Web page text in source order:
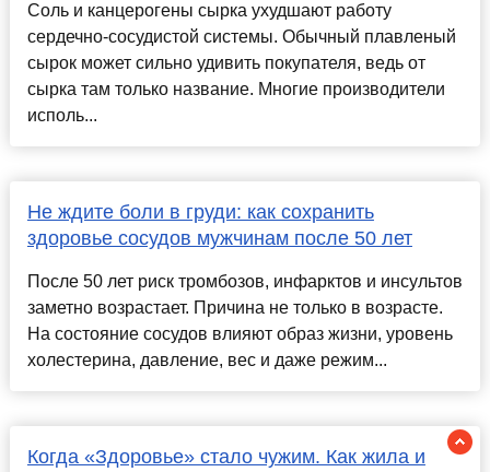
Соль и канцерогены сырка ухудшают работу
сердечно-сосудистой системы. Обычный плавленый
сырок может сильно удивить покупателя, ведь от
сырка там только название. Многие производители
исполь...
Не ждите боли в груди: как сохранить
здоровье сосудов мужчинам после 50 лет
После 50 лет риск тромбозов, инфарктов и инсультов
заметно возрастает. Причина не только в возрасте.
На состояние сосудов влияют образ жизни, уровень
холестерина, давление, вес и даже режим...
Когда «Здоровье» стало чужим. Как жила и